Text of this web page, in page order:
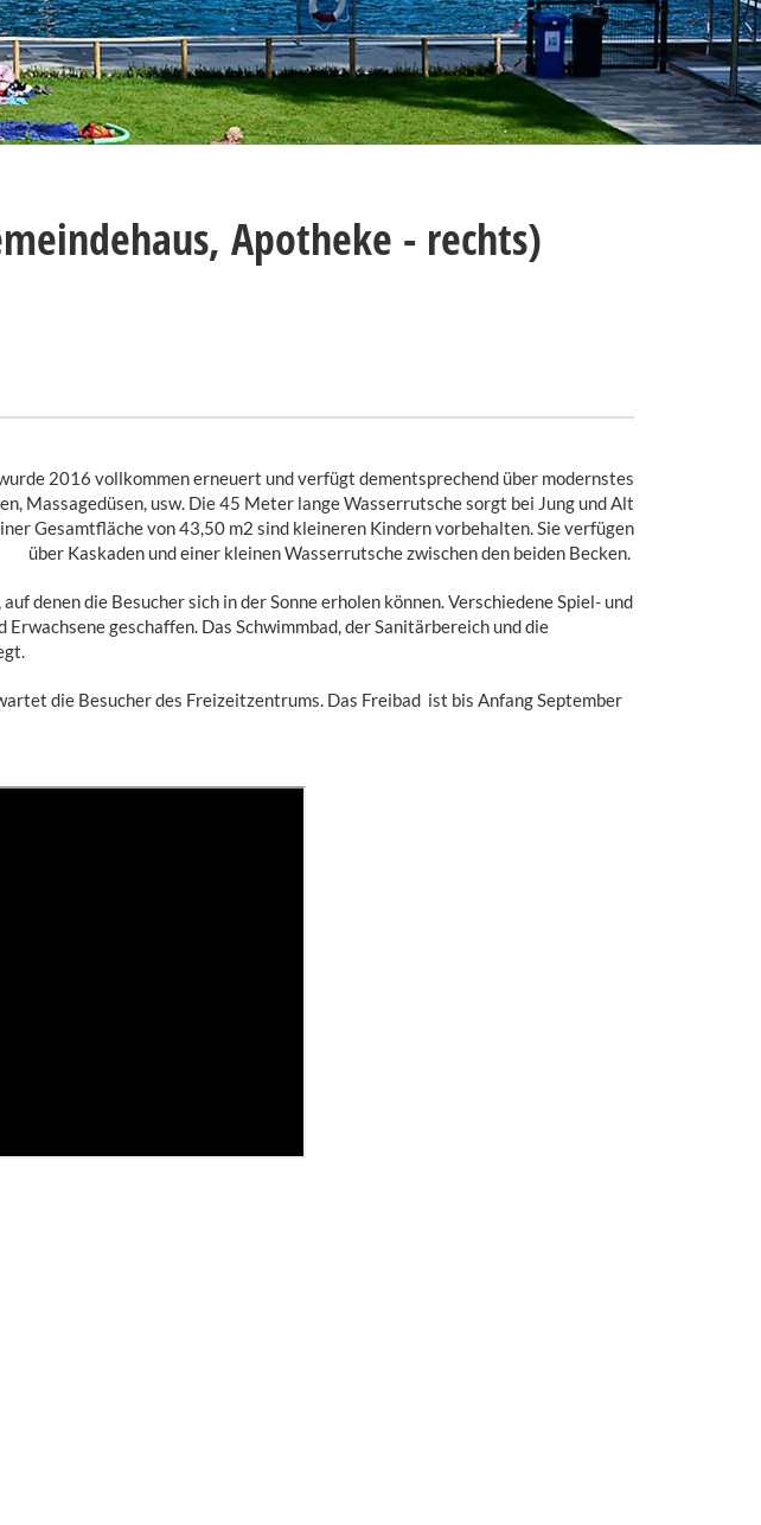
Apotheke - rechts)
2016 vollkommen erneuert und verfügt dementsprechend über modernstes
Massagedüsen, usw. Die 45 Meter lange Wasserrutsche sorgt bei Jung und Alt
Gesamtfläche von 43,50 m2 sind kleineren Kindern vorbehalten. Sie verfügen
über Kaskaden und einer kleinen Wasserrutsche zwischen den beiden Becken.
denen die Besucher sich in der Sonne erholen können. Verschiedene Spiel- und
geschaffen. Das Schwimmbad, der Sanitärbereich und die
die Besucher des Freizeitzentrums. Das Freibad ist bis Anfang September